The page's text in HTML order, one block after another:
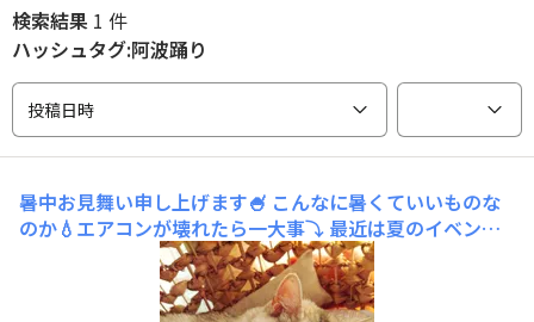
検索結果 1 件
ハッシュタグ:阿波踊り
投稿日時
暑中お見舞い申し上げます🍧 こんなに暑くていいものな
のか💧エアコンが壊れたら一大事⤵ 最近は夏のイベント
が次々と減ったり他の季節に開催されるようになりました
ね。 そんな中、埼玉は越谷で阿波踊りが開催されます。
踊らにゃソンソン♫